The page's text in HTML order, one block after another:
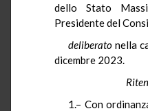
dello Stato
Presidente del
deliberato nella
dicembre 2023.
1.– Con